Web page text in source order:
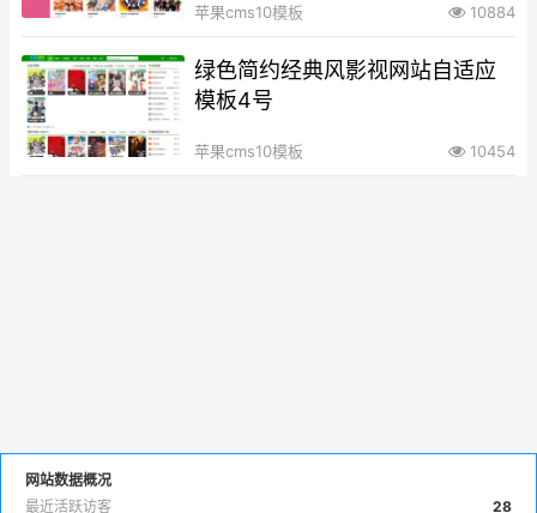
苹果cms10模板 10884
绿色简约经典风影视网站自适应
模板4号
苹果cms10模板 10454
网站数据概况
28
最近活跃访客